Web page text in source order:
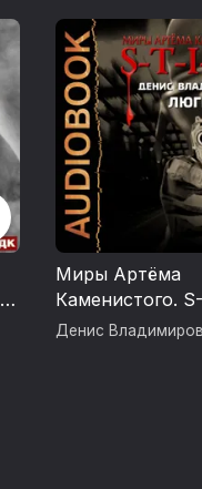
Миры Артёма
Каменистого.
Люгер
Денис Владимиров